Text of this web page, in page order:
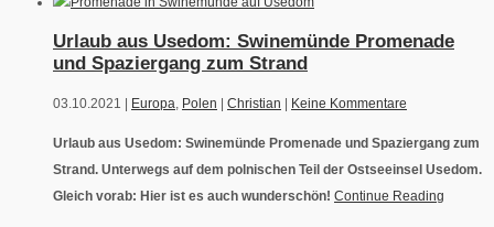
Urlaub aus Usedom: Swinemünde Promenade
und Spaziergang zum Strand
03.10.2021 | Europa, Polen Christian Keine Kommentare
Urlaub aus Usedom: Swinemünde Promenade und Spaziergang zum
Strand. Unterwegs auf dem polnischen Teil der Ostseeinsel Usedom.
Gleich vorab: Hier ist es auch wunderschön! Continue Reading